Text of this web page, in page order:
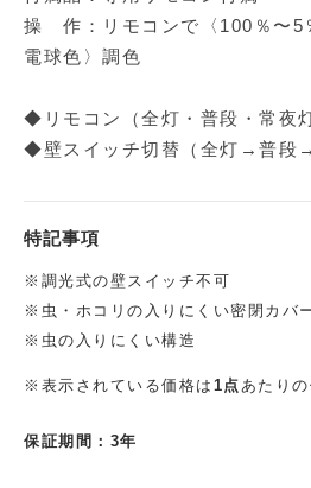
操 作：リモコンで〈100％〜5
電球色〉調色
◆リモコン（全灯・普段・常夜
◆壁スイッチ切替（全灯→普段→
特記事項
※調光式の壁スイッチ不可
※虫・ホコリの入りにくい密閉カバ
※虫の入りにくい構造
※表示されている価格は 1点あたり
保証期間：3年